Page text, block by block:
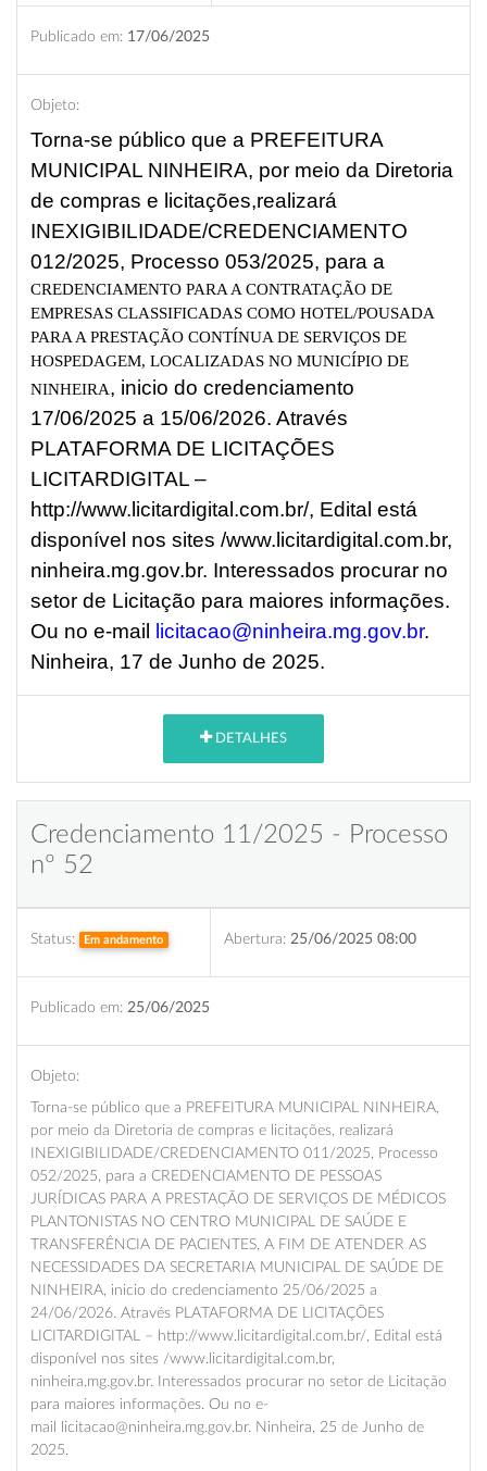
Publicado em: 17/06/2025
Objeto:
Torna-se público que a PREFEITURA
MUNICIPAL NINHEIRA, por meio da Diretoria
de compras e licitações,realizará
INEXIGIBILIDADE/CREDENCIAMENTO
012/2025, Processo 053/2025, para a
CREDENCIAMENTO PARA A CONTRATAÇÃO DE
EMPRESAS CLASSIFICADAS COMO HOTEL/POUSADA
PARA A PRESTAÇÃO CONTÍNUA DE SERVIÇOS DE
HOSPEDAGEM, LOCALIZADAS NO MUNICÍPIO DE
NINHEIRA, inicio do credenciamento
17/06/2025 a 15/06/2026. Através
PLATAFORMA DE LICITAÇÕES
LICITARDIGITAL –
http://www.licitardigital.com.br/, Edital está
disponível nos sites /www.licitardigital.com.br,
ninheira.mg.gov.br. Interessados procurar no
setor de Licitação para maiores informações.
Ou no e-mail licitacao@ninheira.mg.gov.br.
Ninheira, 17 de Junho de 2025.
DETALHES
Credenciamento 11/2025 - Processo
nº 52
Status: Em andamento Abertura: 25/06/2025 08:00
Publicado em: 25/06/2025
Objeto:
Torna-se público que a PREFEITURA MUNICIPAL NINHEIRA,
por meio da Diretoria de compras e licitações, realizará
INEXIGIBILIDADE/CREDENCIAMENTO 011/2025, Processo
052/2025, para a CREDENCIAMENTO DE PESSOAS
JURÍDICAS PARA A PRESTAÇÃO DE SERVIÇOS DE MÉDICOS
PLANTONISTAS NO CENTRO MUNICIPAL DE SAÚDE E
TRANSFERÊNCIA DE PACIENTES, A FIM DE ATENDER AS
NECESSIDADES DA SECRETARIA MUNICIPAL DE SAÚDE DE
NINHEIRA, inicio do credenciamento 25/06/2025 a
24/06/2026. Através PLATAFORMA DE LICITAÇÕES
LICITARDIGITAL – http://www.licitardigital.com.br/, Edital está
disponível nos sites /www.licitardigital.com.br,
ninheira.mg.gov.br. Interessados procurar no setor de Licitação
para maiores informações. Ou no e-
mail licitacao@ninheira.mg.gov.br. Ninheira, 25 de Junho de
2025.